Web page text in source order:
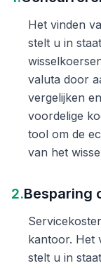
Het vinden
stelt u in
valuta door
vergelijken
voordelige
tool om de
van het
2.Besparing
kantoor. Het
stelt u in